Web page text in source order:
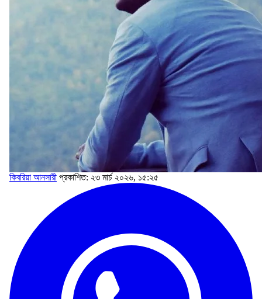
কিবরিয়া আনসারী প্রকাশিত: ২৩ মার্চ ২০২৬, ১৫:২৫